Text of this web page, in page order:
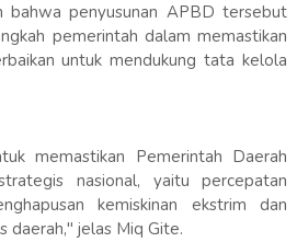
bahwa penyusunan APBD tersebut
pemerintah dalam memastikan
untuk mendukung tata kelola
memastikan Pemerintah Daerah
nasional, yaitu percepatan
kemiskinan ekstrim dan
daerah," jelas Miq Gite.